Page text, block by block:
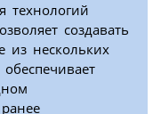
технологий
создавать
из нескольких